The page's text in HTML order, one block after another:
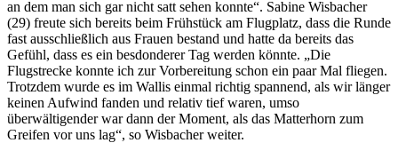
an dem man sich gar nicht satt sehen konnte“. Sabine Wisbacher
(29) freute sich bereits beim Frühstück am Flugplatz, dass die Runde
fast ausschließlich aus Frauen bestand und hatte da bereits das
Gefühl, dass es ein besdonderer Tag werden könnte. „Die
Flugstrecke konnte ich zur Vorbereitung schon ein paar Mal fliegen.
Trotzdem wurde es im Wallis einmal richtig spannend, als wir länger
keinen Aufwind fanden und relativ tief waren, umso
überwältigender war dann der Moment, als das Matterhorn zum
Greifen vor uns lag“, so Wisbacher weiter.